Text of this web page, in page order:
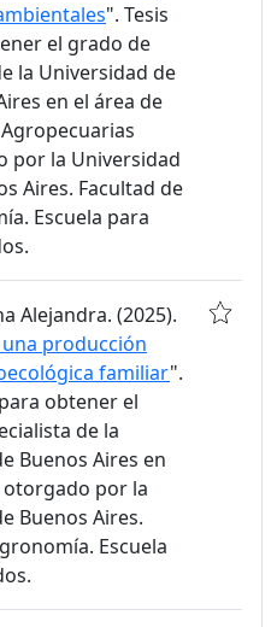
". Tesis
el grado de
la Universidad de
en el área de
por la Universidad
Aires. Facultad de
Escuela para
Alejandra. (2025).
producción
familiar".
obtener el
de la
Buenos Aires en
por la
Buenos Aires.
Escuela